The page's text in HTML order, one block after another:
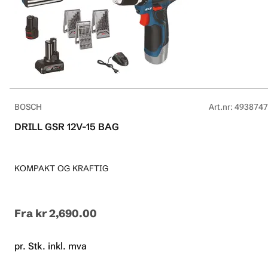
BOSCH Art.nr:
DRILL GSR 12V-15 BAG
KOMPAKT OG KRAFTIG
Fra kr 2,690.00
pr. Stk. inkl. mva